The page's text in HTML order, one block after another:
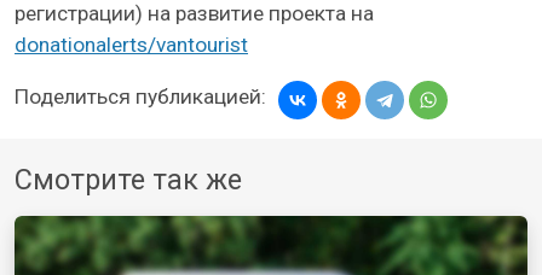
регистрации) на развитие проекта на
donationalerts/vantourist
Поделиться публикацией:
Смотрите так же